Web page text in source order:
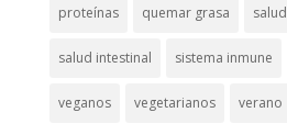
proteínas quemar grasa salud
salud intestinal sistema inmune
veganos vegetarianos verano